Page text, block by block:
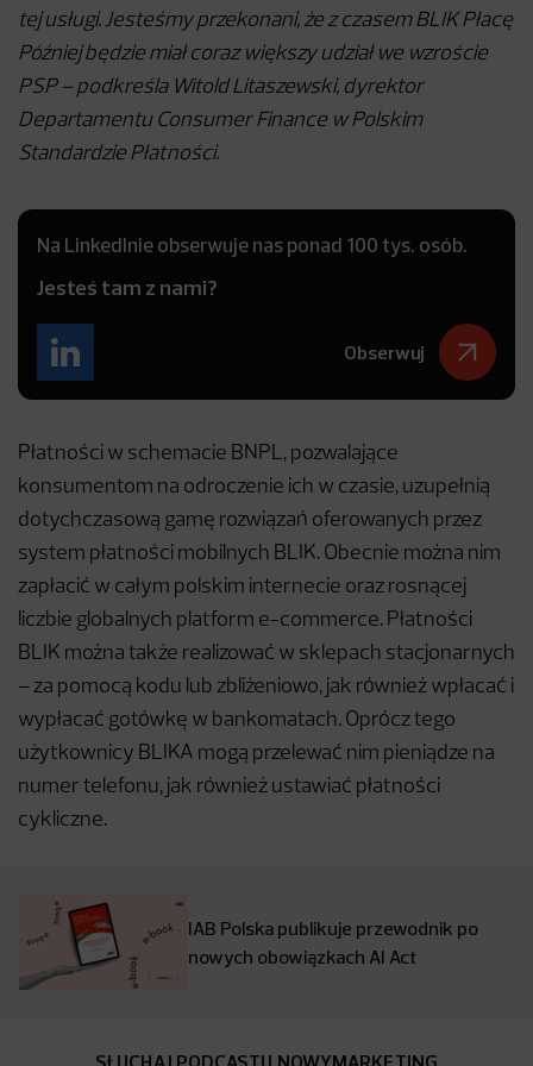
tej usługi. Jesteśmy przekonani, że z czasem BLIK Płacę
Później będzie miał coraz większy udział we wzroście
PSP – podkreśla Witold Litaszewski, dyrektor
Departamentu Consumer Finance w Polskim
Standardzie Płatności.
Na LinkedInie obserwuje nas ponad 100 tys. osób.
Jesteś tam z nami?
Obserwuj
Płatności w schemacie BNPL, pozwalające
konsumentom na odroczenie ich w czasie, uzupełnią
dotychczasową gamę rozwiązań oferowanych przez
system płatności mobilnych BLIK. Obecnie można nim
zapłacić w całym polskim internecie oraz rosnącej
liczbie globalnych platform e-commerce. Płatności
BLIK można także realizować w sklepach stacjonarnych
– za pomocą kodu lub zbliżeniowo, jak również wpłacać i
wypłacać gotówkę w bankomatach. Oprócz tego
użytkownicy BLIKA mogą przelewać nim pieniądze na
numer telefonu, jak również ustawiać płatności
cykliczne.
IAB Polska publikuje przewodnik po
nowych obowiązkach AI Act
SŁUCHAJ PODCASTU NOWYMARKETING